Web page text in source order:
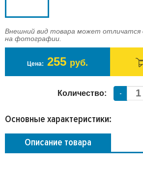
Внешний вид товара может отличатся
на фотографии.
Цена: 255 руб.
Количество: -
Основные характеристики:
Описание товара